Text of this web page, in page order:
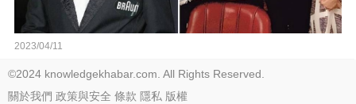
2023/04/11
©2024 knowledgekhabar.com. All Rights Reserved.
關於我們 政策與安全 條款 隱私 版權